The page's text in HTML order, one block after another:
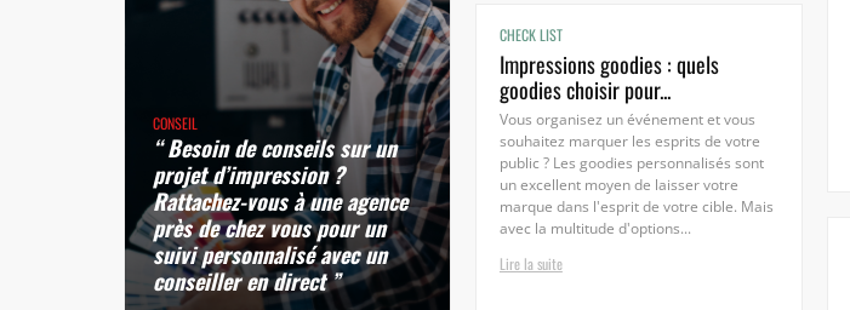
CONSEIL
“ Besoin de conseils sur un
projet d’impression ?
Rattachez-vous à une agence
près de chez vous pour un
suivi personnalisé avec un
conseiller en direct ”
CHECK LIST
Impressions goodies : quels
goodies choisir pour...
Vous organisez un événement et vous
souhaitez marquer les esprits de votre
public ? Les goodies personnalisés sont
un excellent moyen de laisser votre
marque dans l'esprit de votre cible. Mais
avec la multitude d'options...
Lire la suite